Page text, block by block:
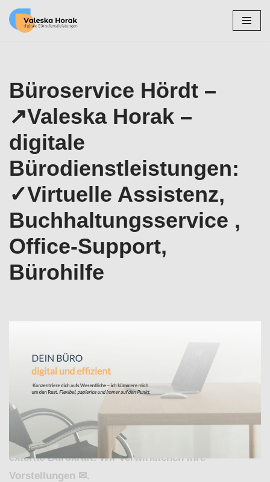
Zum
Büroservice Hördt –
↗️Valeska Horak –
digitale
Bürodienstleistungen:
✓Virtuelle Assistenz,
Buchhaltungsservice ,
Office-Support,
Bürohilfe
Support, Virtuelle Assistenz, Buchhaltungsservice ,
Bürohilfe. ➡️ Valeska Horak – digitale
Bürodienstleistungen, für Hördt sind
✓Buchhaltungsservice , ✓Büroservice, ✓Virtuelle
Assistenz, ✓Office-Support und ✓Bürohilfe Ihr
externe Bürokraft. Wir verwirklichen Ihre
Vorstellungen ✉.